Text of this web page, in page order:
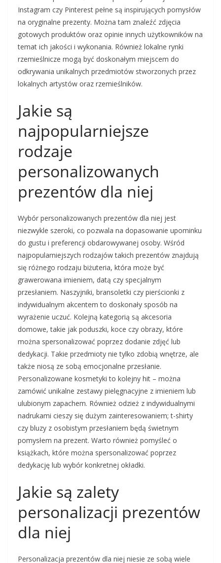
Instagram czy Pinterest pełne są inspirujących pomysłów
na oryginalne prezenty. Można tam znaleźć zdjęcia
gotowych produktów oraz opinie innych użytkowników na
temat ich jakości i wykonania. Również lokalne rynki
rzemieślnicze mogą być doskonałym miejscem do
odkrywania unikalnych przedmiotów stworzonych przez
lokalnych artystów oraz rzemieślników.
Jakie są
najpopularniejsze
rodzaje
personalizowanych
prezentów dla niej
Wybór personalizowanych prezentów dla niej jest
niezwykle szeroki, co pozwala na dopasowanie upominku
do gustu i preferencji obdarowywanej osoby. Wśród
najpopularniejszych rodzajów takich prezentów znajdują
się różnego rodzaju biżuteria, która może być
grawerowana imieniem, datą czy specjalnym
przesłaniem. Naszyjniki, bransoletki czy pierścionki z
indywidualnym akcentem to doskonały sposób na
wyrażenie uczuć. Kolejną kategorią są akcesoria
domowe, takie jak poduszki, koce czy obrazy, które
można spersonalizować poprzez dodanie zdjęć lub
dedykacji. Takie przedmioty nie tylko zdobią wnętrze, ale
także niosą ze sobą emocjonalne przesłanie.
Personalizowane kosmetyki to kolejny hit – można
zamówić unikalne zestawy pielęgnacyjne z imieniem lub
ulubionym zapachem. Również odzież z indywidualnymi
nadrukami cieszy się dużym zainteresowaniem; t-shirty
czy bluzy z osobistym przesłaniem będą świetnym
pomysłem na prezent. Warto również pomyśleć o
książkach, które można spersonalizować poprzez
dedykację lub wybór konkretnej okładki.
Jakie są zalety
personalizacji prezentów
dla niej
Personalizacja prezentów dla niej niesie ze sobą wiele